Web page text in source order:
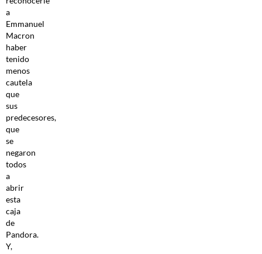
a
Emmanuel
Macron
haber
tenido
menos
cautela
que
sus
predecesores,
que
se
negaron
todos
a
abrir
esta
caja
de
Pandora.
Y,